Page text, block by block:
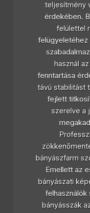
teljesítmény
érdekében.
felülettel
felügyeletéhez
használ
fenntartása
távú stabilitást
fejlett
szerelve a
bányászfarm
Emellett az
bányászati
felhasználók
bányásszák